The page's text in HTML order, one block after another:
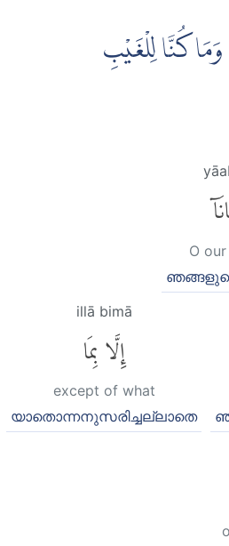
وَمَا كُنَّا لِلْغَيْبِ
O
illā bimā
إِلَّا بِمَا
except of what
യാതൊന്നനുസരിച്ചല്ലാതെ